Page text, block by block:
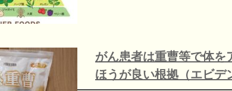
がん患者は重曹等で体を
ほうが良い根拠（エビデ